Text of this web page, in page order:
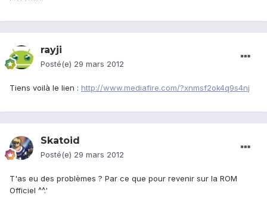
rayji
Posté(e) 29 mars 2012
Tiens voilà le lien : http://www.mediafire.com/?xnmsf2ok4q9s4nj
Skatoid
Posté(e) 29 mars 2012
T'as eu des problèmes ? Par ce que pour revenir sur la ROM
Officiel ^^.'